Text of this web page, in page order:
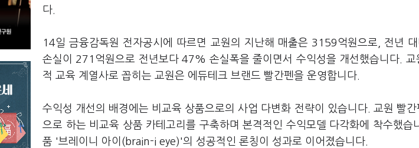
다.
14일 금융감독원 전자공시에 따르면 교원의 지난해 매출은 3159억원으로, 전년
손실이 271억원으로 전년보다 47% 손실폭을 줄이면서 수익성을 개선했습니다. 교
적 교육 계열사로 꼽히는 교원은 에듀테크 브랜드 빨간펜을 운영합니다.
수익성 개선의 배경에는 비교육 상품으로의 사업 다변화 전략이 있습니다. 교원 빨
으로 하는 비교육 상품 카테고리를 구축하며 본격적인 수익모델 다각화에 착수했습
품 '브레이니 아이(brain-i eye)'의 성공적인 론칭이 성과로 이어졌습니다.